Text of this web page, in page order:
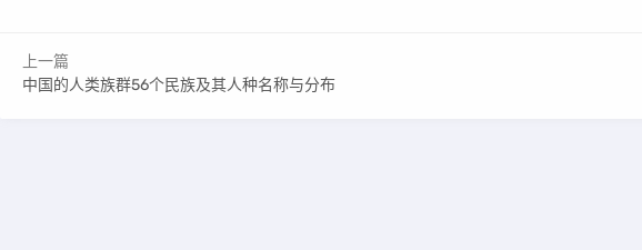
上一篇
中国的人类族群56个民族及其人种名称与分布